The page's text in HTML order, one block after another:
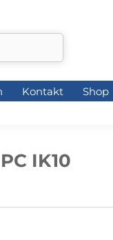
Kontakt Shop
IK10
Kontakt